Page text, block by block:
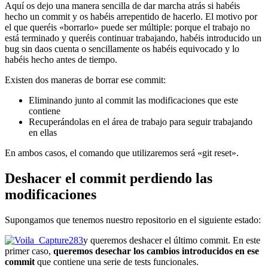
Aquí os dejo una manera sencilla de dar marcha atrás si habéis
hecho un commit y os habéis arrepentido de hacerlo. El motivo por
el que queréis «borrarlo» puede ser múltiple: porque el trabajo no
está terminado y queréis continuar trabajando, habéis introducido un
bug sin daos cuenta o sencillamente os habéis equivocado y lo
habéis hecho antes de tiempo.
Existen dos maneras de borrar ese commit:
Eliminando junto al commit las modificaciones que este
contiene
Recuperándolas en el área de trabajo para seguir trabajando
en ellas
En ambos casos, el comando que utilizaremos será «git reset».
Deshacer el commit perdiendo las
modificaciones
Supongamos que tenemos nuestro repositorio en el siguiente estado:
y queremos deshacer el último commit. En este
primer caso, queremos desechar los cambios introducidos en ese
commit que contiene una serie de tests funcionales.